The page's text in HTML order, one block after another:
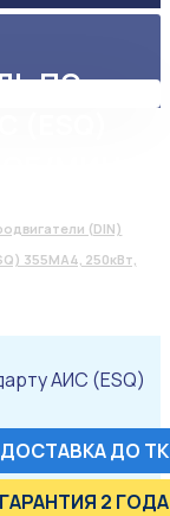
ПО
(DIN)
355MA4, 250кВт,
ДО
ГАРАНТИЯ 2